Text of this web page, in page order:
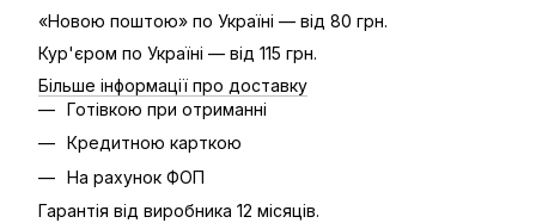
«Новою поштою» по Україні — від 80 грн.
Кур'єром по Україні — від 115 грн.
Більше інформації про доставку
Готівкою при отриманні
Кредитною карткою
На рахунок ФОП
Гарантія від виробника 12 місяців.